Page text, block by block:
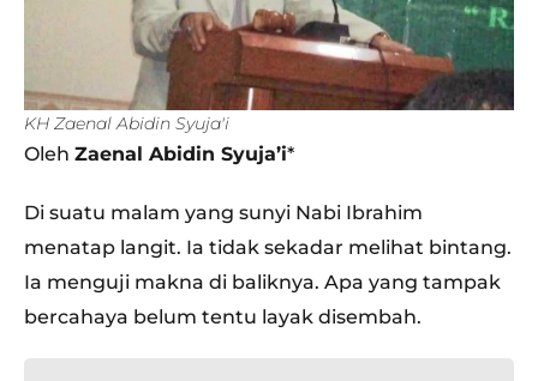
KH Zaenal Abidin Syuja'i
Oleh Zaenal Abidin Syuja’i*
Di suatu malam yang sunyi Nabi Ibrahim
menatap langit. Ia tidak sekadar melihat bintang.
Ia menguji makna di baliknya. Apa yang tampak
bercahaya belum tentu layak disembah.